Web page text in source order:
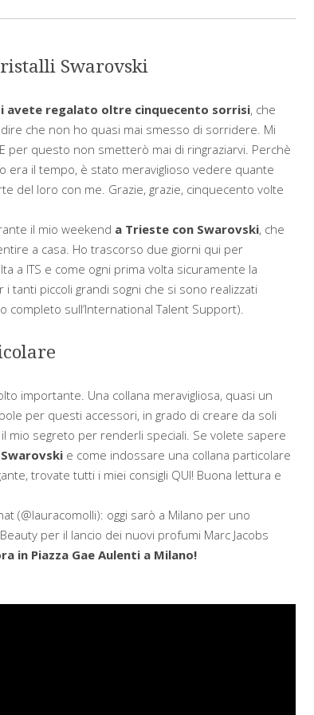
Swarovski
avete regalato oltre cinquecento sorrisi, che
che non ho quasi mai smesso di sorridere. Mi
per questo non smetterò mai di ringraziarvi. Perchè
era il tempo, è stato meraviglioso vedere quante
del loro con me. Grazie, grazie, cinquecento volte
il mio weekend a Trieste con Swarovski, che
a casa. Ho trascorso due giorni qui per
a ITS e come ogni prima volta sicuramente la
tanti piccoli grandi sogni che si sono realizzati
completo sull’International Talent Support).
importante. Una collana meravigliosa, quasi un
per questi accessori, in grado di creare da soli
mio segreto per renderli speciali. Se volete sapere
e come indossare una collana particolare
trovate tutti i miei consigli QUI! Buona lettura e
(@lauracomolli): oggi sarò a Milano per uno
per il lancio dei nuovi profumi Marc Jacobs
in Piazza Gae Aulenti a Milano!